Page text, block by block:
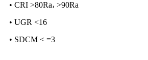
• CRI >80Ra، >90Ra
• UGR <16
• SDCM < =3